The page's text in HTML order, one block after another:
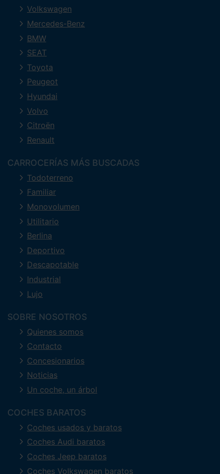
Volkswagen
Mercedes-Benz
BMW
SEAT
Toyota
Peugeot
Hyundai
Volvo
Citroën
Renault
CARROCERÍAS MÁS BUSCADAS
Todoterreno
Familiar
Monovolumen
Utilitario
Berlina
Deportivo
Descapotable
Industrial
Lujo
SOBRE NOSOTROS
Quienes somos
Contacto
Concesionarios
Noticias
Un coche, un árbol
COCHES BARATOS
Coches usados y baratos
Coches Audi baratos
Coches Jeep baratos
Coches Volkswagen baratos